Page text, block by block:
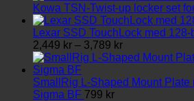
Kowa TSN-Twist-up locker set
Lexar SSD TouchLock med
2,449 kr – 3,789 krPrisintervall:
2,449 kr
3,789 kr
SmallRig L-Shaped Mount Plate
Sigma BF 799 kr